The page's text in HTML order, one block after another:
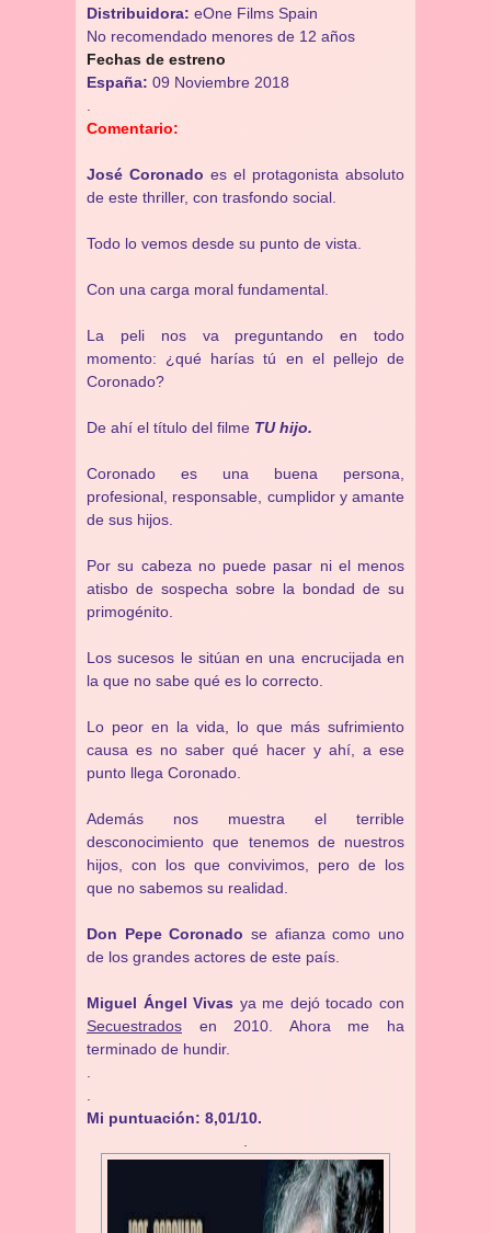
Distribuidora: eOne Films Spain
No recomendado menores de 12 años
Fechas de estreno
España: 09 Noviembre 2018
Comentario:
José Coronado es el protagonista absoluto
de este thriller, con trasfondo social.
Todo lo vemos desde su punto de vista.
Con una carga moral fundamental.
La peli nos va preguntando en todo
momento: ¿qué harías tú en el pellejo de
Coronado?
De ahí el título del filme TU hijo.
Coronado es una buena persona,
profesional, responsable, cumplidor y amante
de sus hijos.
Por su cabeza no puede pasar ni el menos
atisbo de sospecha sobre la bondad de su
primogénito.
Los sucesos le sitúan en una encrucijada en
la que no sabe qué es lo correcto.
Lo peor en la vida, lo que más sufrimiento
causa es no saber qué hacer y ahí, a ese
punto llega Coronado.
Además nos muestra el terrible
desconocimiento que tenemos de nuestros
hijos, con los que convivimos, pero de los
que no sabemos su realidad.
Don Pepe Coronado se afianza como uno
de los grandes actores de este país.
Miguel Ángel Vivas ya me dejó tocado con
Secuestrados en 2010. Ahora me ha
terminado de hundir.
Mi puntuación: 8,01/10.